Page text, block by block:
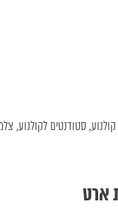
סטודנטים לקולנוע,